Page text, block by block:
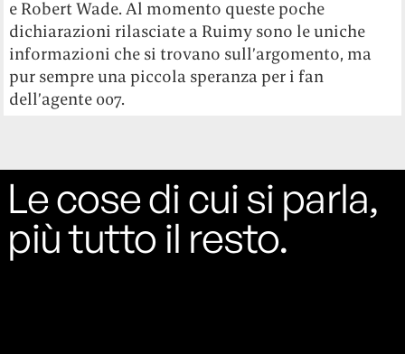
e Robert Wade. Al momento queste poche
dichiarazioni rilasciate a Ruimy sono le uniche
informazioni che si trovano sull’argomento, ma
pur sempre una piccola speranza per i fan
dell’agente 007.
Le cose di cui si parla,
più tutto il resto.